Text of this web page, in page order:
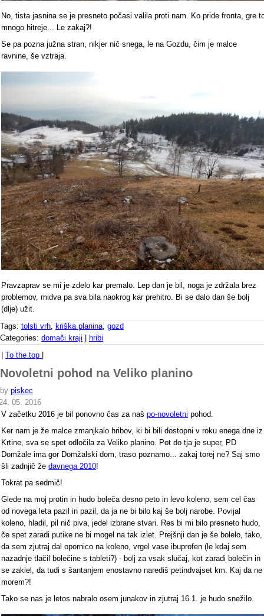
No, tista jasnina se je presneto počasi valila proti nam. Ko pride fronta, gre
mnogo hitreje... Le zakaj?!
Se pa pozna južna stran, nikjer nič snega, le na Gozdu, čim je malce
ravnine, še vztraja.
Pravzaprav se mi je zdelo kar premalo. Lep dan je bil, noga je zdržala brez
problemov, midva pa sva bila naokrog kar prehitro. Bi se dalo dan še bolj
(dlje) užit.
Tags: tolsti vrh kriška planina gozd
Categories: domači kraji | hribi
| To the top |
Novoletni pohod na Veliko planino
by piskec
05. 2016
V začetku 2016 je bil ponovno čas za naš po-novoletni pohod.
Ker nam je že malce zmanjkalo hribov, ki bi bili dostopni v roku enega dne iz
Krtine, sva se spet odločila za Veliko planino. Pot do tja je super, PD
Domžale ima gor Domžalski dom, traso poznamo... zakaj torej ne? Saj smo
šli zadnjič že davnega 2010!
Tokrat pa sedmič!
Glede na moj protin in hudo boleča desno peto in levo koleno, sem cel čas
od novega leta pazil in pazil, da ja ne bi bilo kaj še bolj narobe. Povijal
koleno, hladil, pil nič piva, jedel izbrane stvari. Res bi mi bilo presneto hudo,
če spet zaradi putike ne bi mogel na tak izlet. Prejšnji dan je še bolelo, tako,
da sem zjutraj dal opornico na koleno, vrgel vase ibuprofen (le kdaj sem
nazadnje tlačil bolečine s tableti?) - bolj za vsak slučaj, kot zaradi bolečin in
se zaklel, da tudi s šantanjem enostavno narediš petindvajset km. Kaj da ne
morem?!
Tako se nas je letos nabralo osem junakov in zjutraj 16.1. je hudo snežilo.